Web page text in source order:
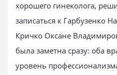
хорошего гинеколога,
записаться к Гарбузенко
Кричко Оксане
была заметна сразу: оба
уровень